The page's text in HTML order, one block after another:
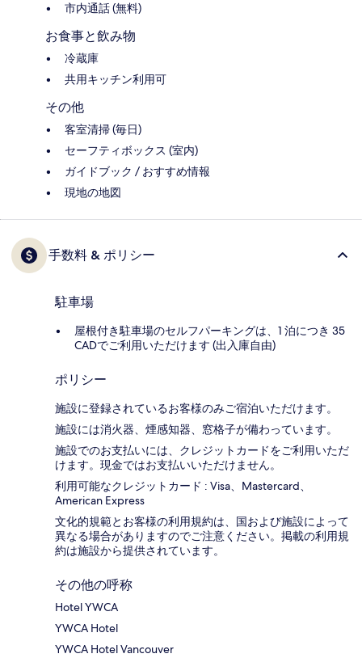
市内通話 (無料)
お食事と飲み物
冷蔵庫
共用キッチン利用可
その他
客室清掃 (毎日)
セーフティボックス (室内)
ガイドブック / おすすめ情報
現地の地図
手数料 & ポリシー
駐車場
屋根付き駐車場のセルフパーキングは、1 泊につき 35
CADでご利用いただけます (出入庫自由)
ポリシー
施設に登録されているお客様のみご宿泊いただけます。
施設には消火器、煙感知器、窓格子が備わっています。
施設でのお支払いには、クレジットカードをご利用いただ
けます。現金ではお支払いいただけません。
利用可能なクレジットカード : Visa、Mastercard、
American Express
文化的規範とお客様の利用規約は、国および施設によって
異なる場合がありますのでご注意ください。掲載の利用規
約は施設から提供されています。
その他の呼称
Hotel YWCA
YWCA Hotel
YWCA Hotel Vancouver